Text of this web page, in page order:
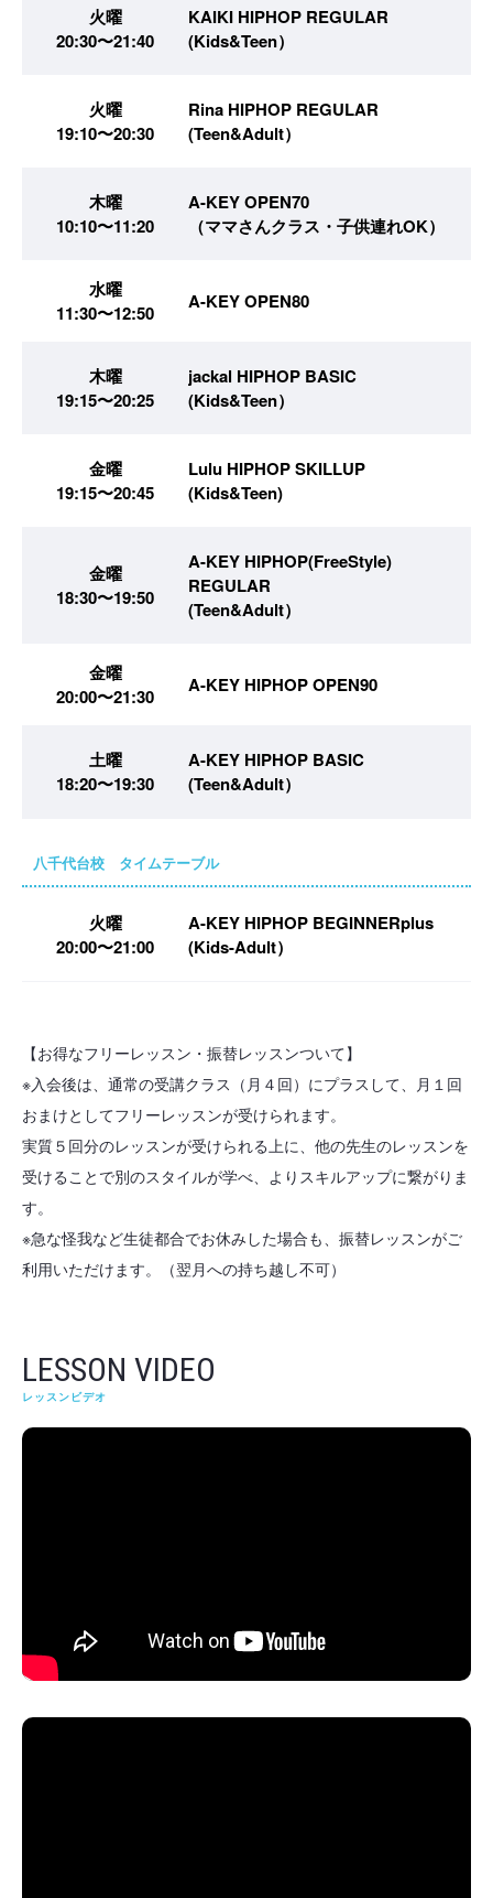
火曜
20:30〜21:40
KAIKI HIPHOP REGULAR
(Kids&Teen）
火曜
19:10〜20:30
Rina HIPHOP REGULAR
(Teen&Adult）
木曜
10:10〜11:20
A-KEY OPEN70
（ママさんクラス・子供連れOK）
水曜
11:30〜12:50
A-KEY OPEN80
木曜
19:15〜20:25
jackal HIPHOP BASIC
(Kids&Teen）
金曜
19:15〜20:45
Lulu HIPHOP SKILLUP
(Kids&Teen)
金曜
18:30〜19:50
A-KEY HIPHOP(FreeStyle)
REGULAR
(Teen&Adult）
金曜
20:00〜21:30
A-KEY HIPHOP OPEN90
土曜
18:20〜19:30
A-KEY HIPHOP BASIC
(Teen&Adult）
八千代台校 タイムテーブル
火曜
20:00〜21:00
A-KEY HIPHOP BEGINNERplus
(Kids-Adult）
【お得なフリーレッスン・振替レッスンついて】
※入会後は、通常の受講クラス（月４回）にプラスして、月１回
おまけとしてフリーレッスンが受けられます。
実質５回分のレッスンが受けられる上に、他の先生のレッスンを
受けることで別のスタイルが学べ、よりスキルアップに繋がりま
す。
※急な怪我など生徒都合でお休みした場合も、振替レッスンがご
利用いただけます。（翌月への持ち越し不可）
LESSON VIDEO
レッスンビデオ